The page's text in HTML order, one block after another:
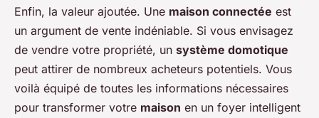
Enfin, la valeur ajoutée. Une maison connectée est
un argument de vente indéniable. Si vous envisagez
de vendre votre propriété, un système domotique
peut attirer de nombreux acheteurs potentiels. Vous
voilà équipé de toutes les informations nécessaires
pour transformer votre maison en un foyer intelligent